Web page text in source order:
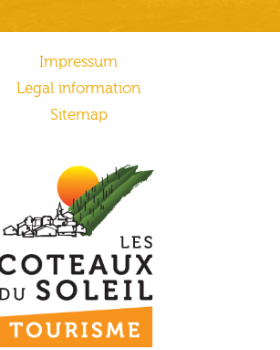
Impressum
Legal information
Sitemap